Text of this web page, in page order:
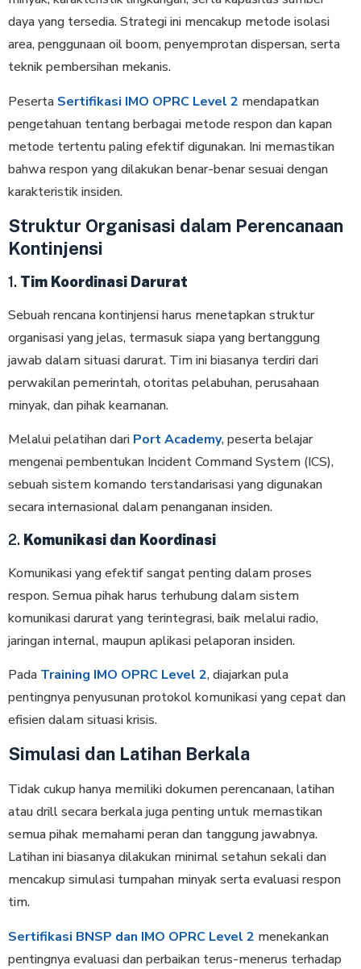
daya yang tersedia. Strategi ini mencakup metode isolasi
area, penggunaan oil boom, penyemprotan dispersan, serta
teknik pembersihan mekanis.
Peserta Sertifikasi IMO OPRC Level 2 mendapatkan
pengetahuan tentang berbagai metode respon dan kapan
metode tertentu paling efektif digunakan. Ini memastikan
bahwa respon yang dilakukan benar-benar sesuai dengan
karakteristik insiden.
Struktur Organisasi dalam Perencanaan
Kontinjensi
1. Tim Koordinasi Darurat
Sebuah rencana kontinjensi harus menetapkan struktur
organisasi yang jelas, termasuk siapa yang bertanggung
jawab dalam situasi darurat. Tim ini biasanya terdiri dari
perwakilan pemerintah, otoritas pelabuhan, perusahaan
minyak, dan pihak keamanan.
Melalui pelatihan dari Port Academy, peserta belajar
mengenai pembentukan Incident Command System (ICS),
sebuah sistem komando terstandarisasi yang digunakan
secara internasional dalam penanganan insiden.
2. Komunikasi dan Koordinasi
Komunikasi yang efektif sangat penting dalam proses
respon. Semua pihak harus terhubung dalam sistem
komunikasi darurat yang terintegrasi, baik melalui radio,
jaringan internal, maupun aplikasi pelaporan insiden.
Pada Training IMO OPRC Level 2, diajarkan pula
pentingnya penyusunan protokol komunikasi yang cepat dan
efisien dalam situasi krisis.
Simulasi dan Latihan Berkala
Tidak cukup hanya memiliki dokumen perencanaan, latihan
atau drill secara berkala juga penting untuk memastikan
semua pihak memahami peran dan tanggung jawabnya.
Latihan ini biasanya dilakukan minimal setahun sekali dan
mencakup simulasi tumpahan minyak serta evaluasi respon
tim.
Sertifikasi BNSP dan IMO OPRC Level 2 menekankan
pentingnya evaluasi dan perbaikan terus-menerus terhadap